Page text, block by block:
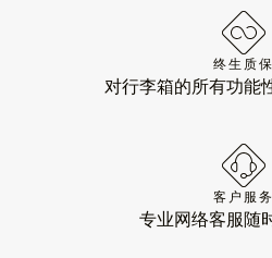
终生质保
对行李箱的所有功能
客户服务
专业网络客服随